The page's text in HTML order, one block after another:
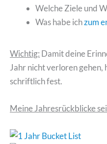
Welche Ziele und
Was habe ichzum
Wichtig: Damit deine
Jahr nicht verloren
schriftlich fest.
Meine Jahresrückblicke